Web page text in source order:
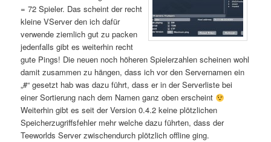
= 72 Spieler. Das scheint der recht
kleine VServer den ich dafür
verwende ziemlich gut zu packen
jedenfalls gibt es weiterhin recht
gute Pings! Die neuen noch höheren Spielerzahlen scheinen wohl
damit zusammen zu hängen, dass ich vor den Servernamen ein
„#“ gesetzt hab was dazu führt, dass er in der Serverliste bei
einer Sortierung nach dem Namen ganz oben erscheint
Weiterhin gibt es seit der Version 0.4.2 keine plötzlichen
Speicherzugriffsfehler mehr welche dazu führten, dass der
Teeworlds Server zwischendurch plötzlich offline ging.